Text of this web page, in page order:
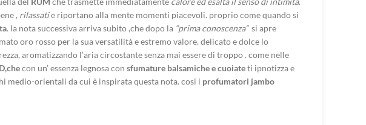
, rilassatie riportano alla mente momenti piacevoli. proprio come quando si
. la nota successiva arriva subito ,che dopo la “prima conoscenza”si apre
oro rosso per la sua versatilità e estremo valore. delicato e dolce lo
aromatizzando l’aria circostante senza mai essere di troppo . come nelle
con un’ essenza legnosa con sfumature balsamichee cuoiateti ipnotizza e
medio-orientali da cui è inspirata questa nota. cosi i profumatori jambo